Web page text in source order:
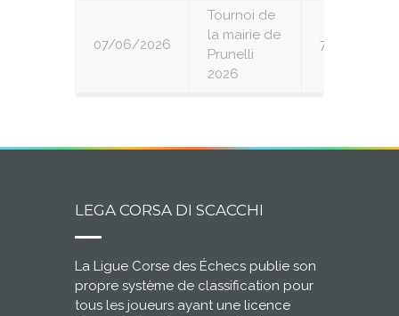
07/06/2026
Tournoi de
la mairie de
Prunelli
2026
7
LEGA CORSA DI SCACCHI
La Ligue Corse des Échecs publie son
propre système de classification pour
tous les joueurs ayant une licence